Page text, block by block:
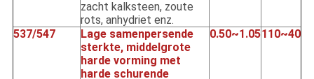
zacht kalksteen, zoute
rots, anhydriet enz.
537/547
Lage samenpersende
sterkte, middelgrote
harde vorming met
harde schurende
0.50~1.05110~40